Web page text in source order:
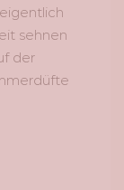
sehnen
der